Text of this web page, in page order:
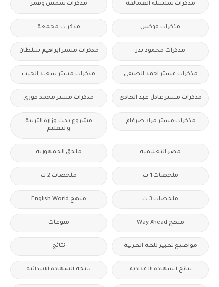
مذكرات سلسلة العمالقة مذكرات شمس وقمر
مذكرات فوكس مذكرات مجمعة
مذكرات محمود بدر مذكرات مستر ابراهيم سلطان
مذكرات مستر احمد الضيفى مذكرات مستر سعيد الحيت
مذكرات مستر عادل عبد الهادى مذكرات مستر محمد فوزي
مذكرات مستر مراد ضرغام
مشروع بحث وزارة التربية
والتعليم
مصر التعليميه ملحق الجمهورية
ملخصات 1 ث ملخصات 2 ث
ملخصات 3 ث منهج English World
منهج Way Ahead منوعات
مواضيع تعبير للغة العربية نتائج
نتائج الشهادة الاعدادية نتيجة الشهادة الابتدائية